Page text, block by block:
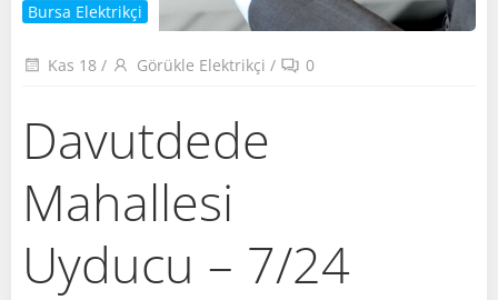
Bursa Elektrikçi
Kas 18 / Görükle Elektrikçi / 0
Davutdede
Mahallesi
Uyducu – 7/24